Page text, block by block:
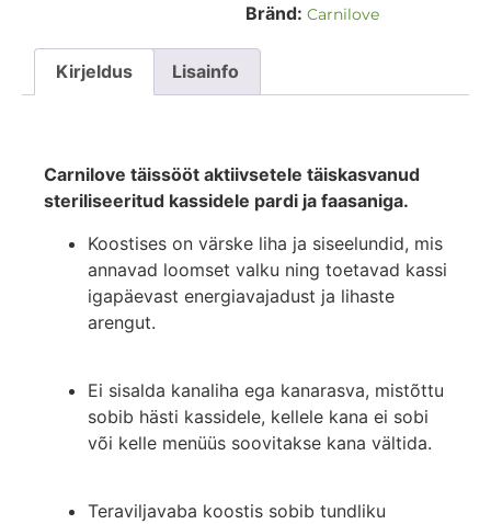
Bränd: Carnilove
Kirjeldus Lisainfo
Carnilove täissööt aktiivsetele täiskasvanud
steriliseeritud kassidele pardi ja faasaniga.
Koostises on värske liha ja siseelundid, mis
annavad loomset valku ning toetavad kassi
igapäevast energiavajadust ja lihaste
arengut.
Ei sisalda kanaliha ega kanarasva, mistõttu
sobib hästi kassidele, kellele kana ei sobi
või kelle menüüs soovitakse kana vältida.
Teraviljavaba koostis sobib tundliku